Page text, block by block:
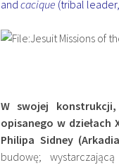
and cacique (tribal
W swojej
opisanego w
Philipa Sidney
budowę;